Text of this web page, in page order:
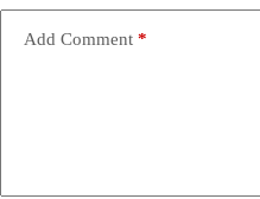
Add Comment *